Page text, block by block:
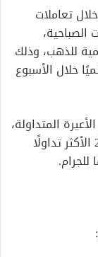
تعاملات
الصباحية،
للذهب، وذلك
خلال الأسبوع
نقاءً بين الأعيرة المتداولة،
نحو 7817 جنيهًا للجرام، فيما بلغ سعر عيار 21 الأكثر تداولًا